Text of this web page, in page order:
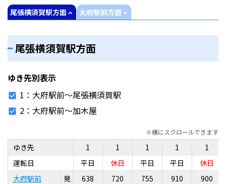
尾張横須賀駅方面 大府駅前方面
尾張横須賀駅方面
ゆき先別表示
1
大府駅前〜尾張横須賀駅
2
大府駅前〜加木屋
※横にスクロールできます
ゆき先
運転日
大府駅前
発
1
平日
638
1
休日
720
1
平日
755
1
平日
910
1
休日
900